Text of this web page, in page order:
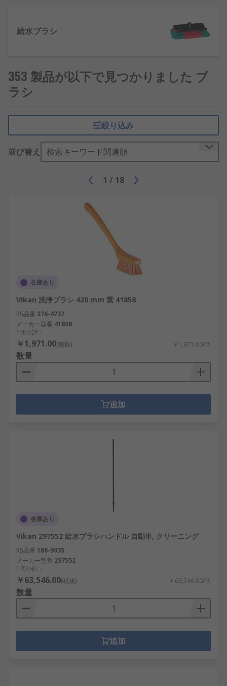
顧客満足度をビジネスの最前線に置く 当社は1936
エンジニアの皆様をサポートし、 160か国以上でお
客様に製品をお届けしています。
給水ブラシ
353 製品が以下で見つかりました ブ
ラシ
絞り込み
並び替え 検索キーワード関連順
1 / 18
在庫あり
Vikan 洗浄ブラシ 420 mm 紫 41858
RS品番 276-4737
メーカー型番 41858
1個小計：
￥1,971.00(税抜) ￥1,971.00/個
数量
追加
在庫あり
Vikan 297552 給水ブラシハンドル 自動車, クリーニング
RS品番 188-9035
メーカー型番 297552
1個小計：
￥63,546.00(税抜) ￥63,546.00/個
数量
追加